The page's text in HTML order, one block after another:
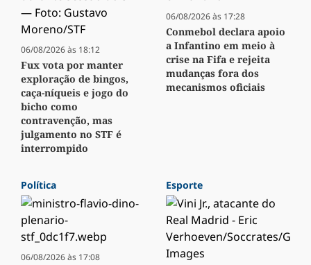
06/08/2026 às 18:12
Fux vota por manter
exploração de bingos,
caça-níqueis e jogo do
bicho como
contravenção, mas
julgamento no STF é
interrompido
06/08/2026 às 17:28
Conmebol declara apoio
a Infantino em meio à
crise na Fifa e rejeita
mudanças fora dos
mecanismos oficiais
Política
06/08/2026 às 17:08
Esporte